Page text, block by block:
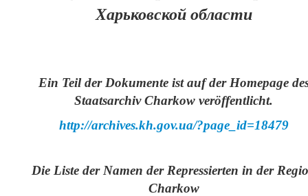
Харьковской области
Ein Teil der Dokumente ist auf der Homepage
Staatsarchiv Charkow veröffentlicht.
http://archives.kh.gov.ua/?page_id=18479
Die Liste der Namen der Repressierten in der
Charkow